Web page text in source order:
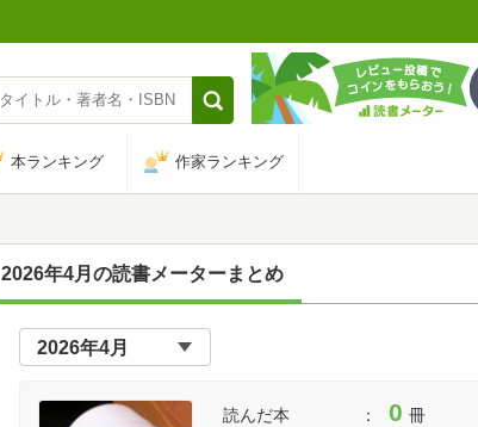
本ランキング 作家ランキング
2026年4月の読書メーターまとめ
読んだ本 0 冊